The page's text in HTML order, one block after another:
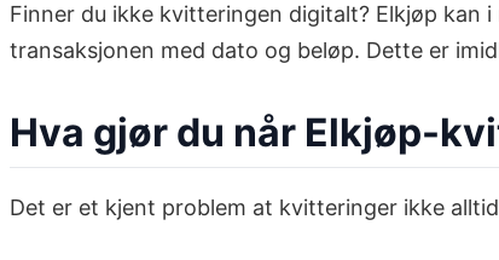
Finner du ikke kvitteringen digitalt? Elkjøp
transaksjonen med dato og beløp. Dette er
Hva gjør du når Elkjøp-
Det er et kjent problem at kvitteringer ikke